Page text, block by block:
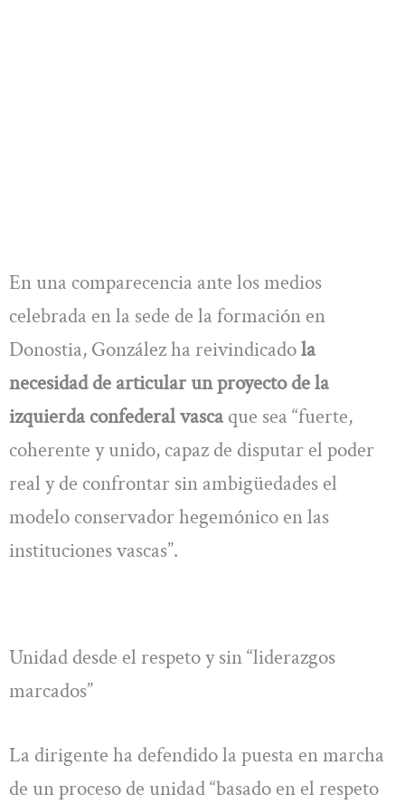
En una comparecencia ante los medios
celebrada en la sede de la formación en
Donostia, González ha reivindicadola
necesidad de articular un proyecto de la
izquierda confederal vascaque sea “fuerte,
coherente y unido, capaz de disputar el poder
real y de confrontar sin ambigüedades el
modelo conservador hegemónico en las
instituciones vascas”.
Unidad desde el respeto y sin “liderazgos
marcados”
La dirigente ha defendido la puesta en marcha
de un proceso de unidad “basado en el respeto